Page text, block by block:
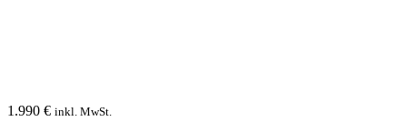
1.990 € inkl. MwSt.